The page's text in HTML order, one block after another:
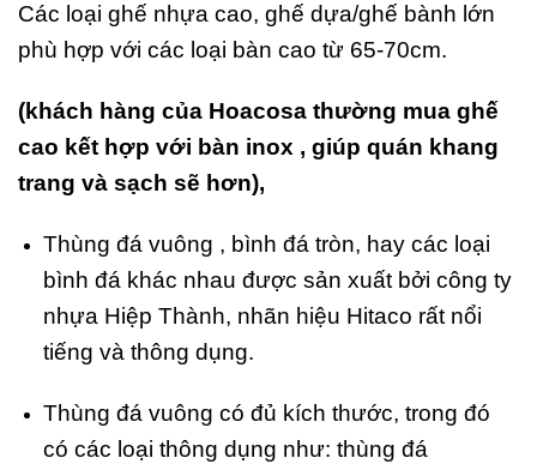
Các loại ghế nhựa cao, ghế dựa/ghế bành lớn
phù hợp với các loại bàn cao từ 65-70cm.
(khách hàng của Hoacosa thường mua ghế
cao kết hợp với bàn inox , giúp quán khang
trang và sạch sẽ hơn),
Thùng đá vuông , bình đá tròn, hay các loại
bình đá khác nhau được sản xuất bởi công ty
nhựa Hiệp Thành, nhãn hiệu Hitaco rất nổi
tiếng và thông dụng.
Thùng đá vuông có đủ kích thước, trong đó
có các loại thông dụng như: thùng đá